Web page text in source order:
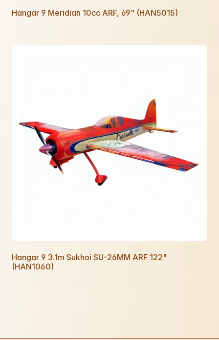
Hangar 9 Meridian 10cc ARF, 69" (HAN5015)
Hangar 9 3.1m Sukhoi SU-26MM ARF 122"
(HAN1060)